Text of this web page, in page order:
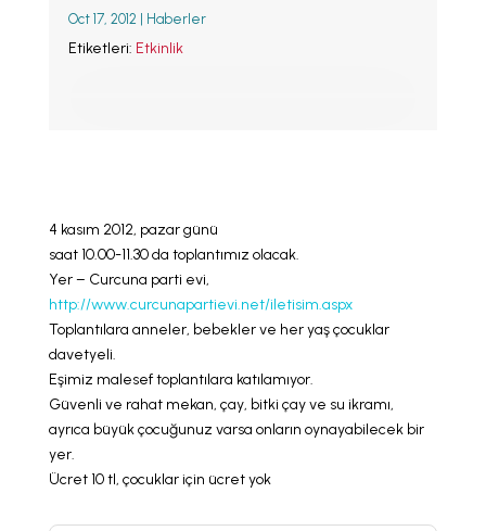
Oct 17, 2012 Haberler
Etiketleri: Etkinlik
4 kasım 2012, pazar günü
saat 10.00-11.30 da toplantımız olacak.
Yer – Curcuna parti evi,
http://www.curcunapartievi.net/iletisim.aspx
Toplantılara anneler, bebekler ve her yaş çocuklar
davetyeli.
Eşimiz malesef toplantılara katılamıyor.
Güvenli ve rahat mekan, çay, bitki çay ve su ikramı,
ayrıca büyük çocuğunuz varsa onların oynayabilecek bir
yer.
Ücret 10 tl, çocuklar için ücret yok